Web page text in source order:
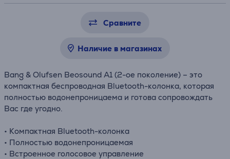
Сравните
Наличие в магазинах
Bang & Olufsen Beosound A1 (2-ое поколение) – это
компактная беспроводная Bluetooth-колонка, которая
полностью водонепроницаема и готова сопровождать
Вас где угодно.
• Компактная Bluetooth-колонка
• Полностью водонепроницаемая
• Встроенное голосовое управление